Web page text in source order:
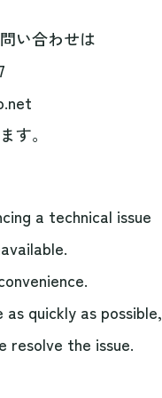
い合わせは
す。
a technical issue
quickly as possible,
resolve the issue.